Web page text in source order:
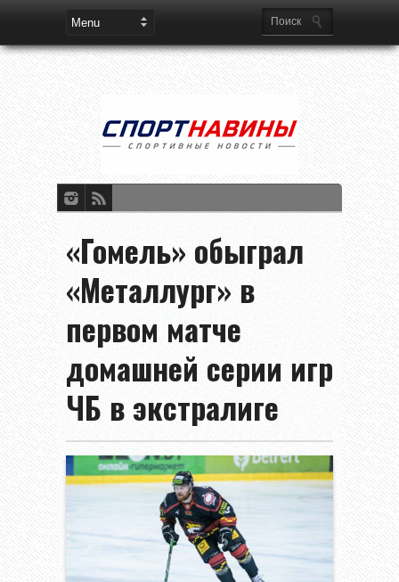
«Гомель» обыграл
«Металлург» в
первом матче
домашней серии игр
ЧБ в экстралиге